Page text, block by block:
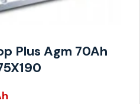
Plus Agm 70Ah